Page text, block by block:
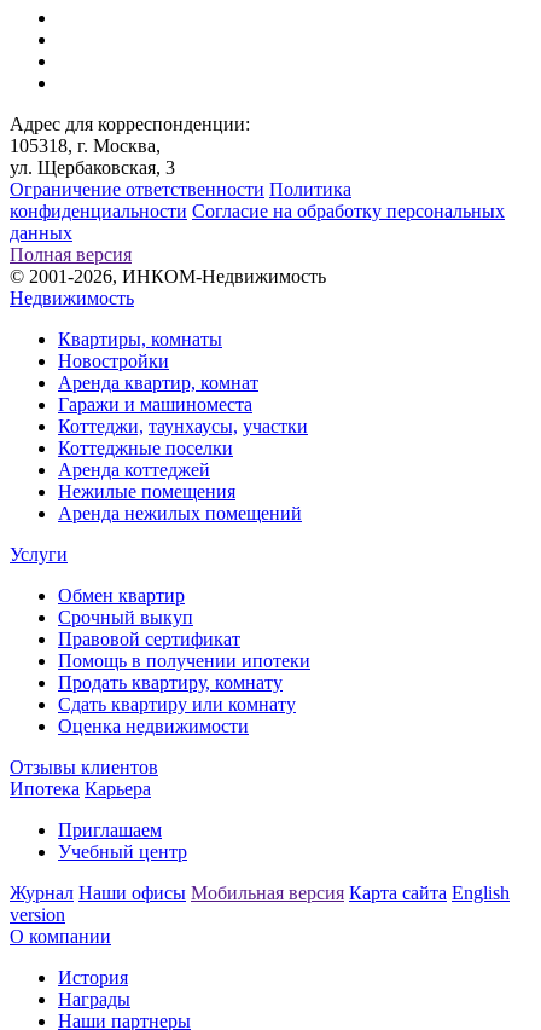
Адрес для корреспонденции:
105318, г. Москва,
ул. Щербаковская, 3
Ограничение ответственности Политика
конфиденциальности Согласие на обработку персональных
данных
Полная версия
© 2001-2026, ИНКОМ-Недвижимость
Недвижимость
Квартиры, комнаты
Новостройки
Аренда квартир, комнат
Гаражи и машиноместа
Коттеджи, таунхаусы, участки
Коттеджные поселки
Аренда коттеджей
Нежилые помещения
Аренда нежилых помещений
Услуги
Обмен квартир
Срочный выкуп
Правовой сертификат
Помощь в получении ипотеки
Продать квартиру, комнату
Сдать квартиру или комнату
Оценка недвижимости
Отзывы клиентов
Ипотека Карьера
Приглашаем
Учебный центр
Журнал Наши офисы Мобильная версия Карта сайта English
version
О компании
История
Награды
Наши партнеры